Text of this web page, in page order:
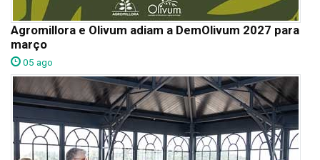
Agromillora e Olivum adiam a DemOlivum 2027 para
março
05 ago